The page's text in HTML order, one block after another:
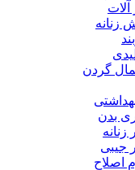
آلات
زنانه
گردن
بدن
جیبی
اصلاح